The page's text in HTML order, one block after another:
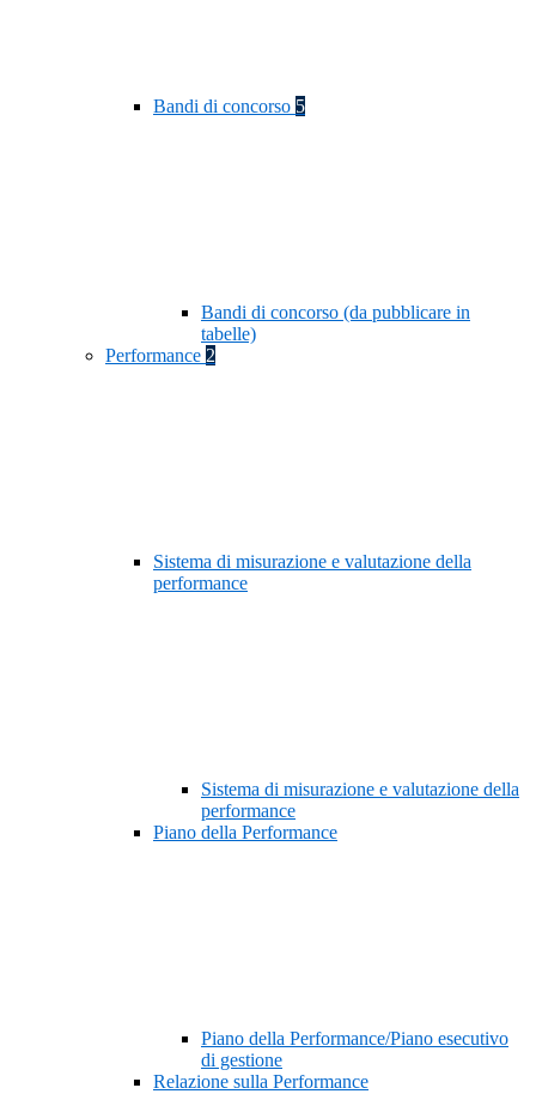
Bandi di concorso 5
Bandi di concorso (da pubblicare in
tabelle)
Performance 2
Sistema di misurazione e valutazione della
performance
Sistema di misurazione e valutazione della
performance
Piano della Performance
Piano della Performance/Piano esecutivo
di gestione
Relazione sulla Performance